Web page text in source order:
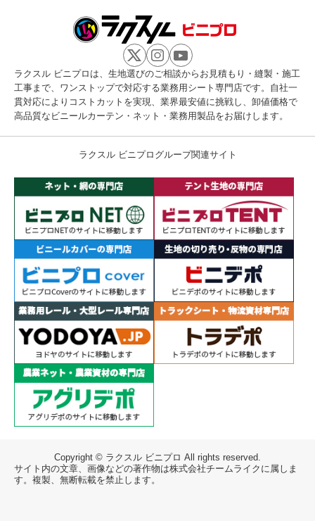
ラクスル ビニプロは、生地選びのご相談からお見積もり・縫製・施工
工事まで、ワンストップで対応する業務用シート専門店です。自社一
貫対応によりコストカットを実現、業界最安値に挑戦し、卸値価格で
高品質なビニールカーテン・ネット・業務用製品をお届けします。
ラクスル ビニプログループ関連サイト
Copyright © ラクスル ビニプロ All rights reserved.
サイト内の文章、画像などの著作物は株式会社チームライクに属しま
す。複製、無断転載を禁止します。